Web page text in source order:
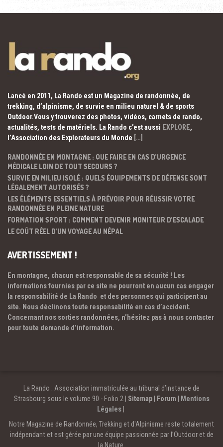
Lancé en 2011, La Rando est un Magazine de randonnée, de
trekking, d’alpinisme, de survie en milieu naturel & de sports
Outdoor.Vous y trouverez des photos, vidéos, carnets de rando,
actualités, tests de matériels. La Rando c’est aussi EXPLORE,
l’Association des Explorateurs du Monde […]
RANDONNÉE EN MONTAGNE : QUE FAIRE EN CAS D’URGENCE
MÉDICALE LOIN DE TOUT SECOURS ?
SURVIE EN MILIEU ISOLÉ : QUELS ÉQUIPEMENTS DE DÉFENSE SONT
LÉGALEMENT AUTORISÉS ?
LES ÉLÉMENTS ESSENTIELS À PRÉVOIR POUR RÉUSSIR VOTRE
RANDONNÉE EN PLEINE NATURE
FORMATION SPORT : COMMENT DEVENIR MONITEUR D’ESCALADE
LE COÛT RÉEL D’UN VOYAGE AU NÉPAL
AVERTISSEMENT !
En montagne, chacun est responsable de sa sécurité ! Les
informations fournies par ce site ne pourront en aucun cas engager
la responsabilité de La Rando et des personnes qui participent au
site. Nous déclinons toute responsabilité en cas d’accident.
Concernant nos sorties randonnées, n’hésitez pas à nous contacter
pour toute demande d’information.
La Rando : Association immatriculée au tribunal d’instance de
Strasbourg sous le volume 90 - Folio 2 | Sitemap| Forum
Mentions
Légales
Notre Magazine de Randonnée, Trekking et d'Alpinisme reste totalement
indépendant et est gérée par une équipe passionnée par l’Outdoor et de
la Nature.